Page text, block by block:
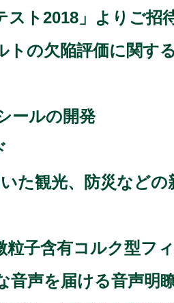
ト2018」よりご招
トの欠陥評価に関す
ールの開発
た観光、防災などの
子含有コルク型フ
声を届ける音声明